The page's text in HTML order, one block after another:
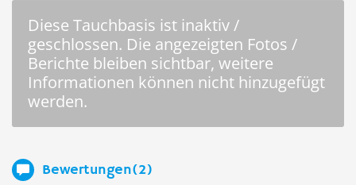
Diese Tauchbasis ist inaktiv /
geschlossen. Die angezeigten Fotos /
Berichte bleiben sichtbar, weitere
Informationen können nicht hinzugefügt
werden.
Bewertungen(2)